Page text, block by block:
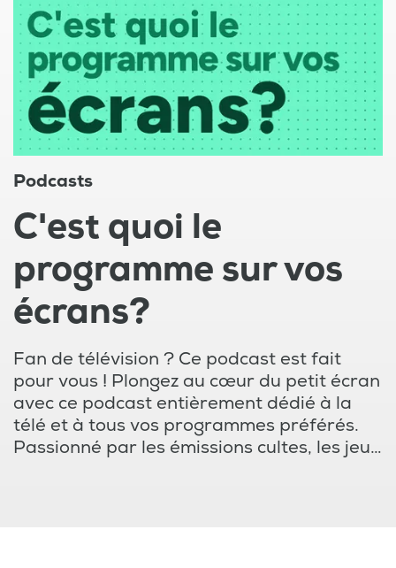
Podcasts
C'est quoi le
programme sur vos
écrans?
Fan de télévision ? Ce podcast est fait
pour vous ! Plongez au cœur du petit écran
avec ce podcast entièrement dédié à la
télé et à tous vos programmes préférés.
Passionné par les émissions cultes, les jeux